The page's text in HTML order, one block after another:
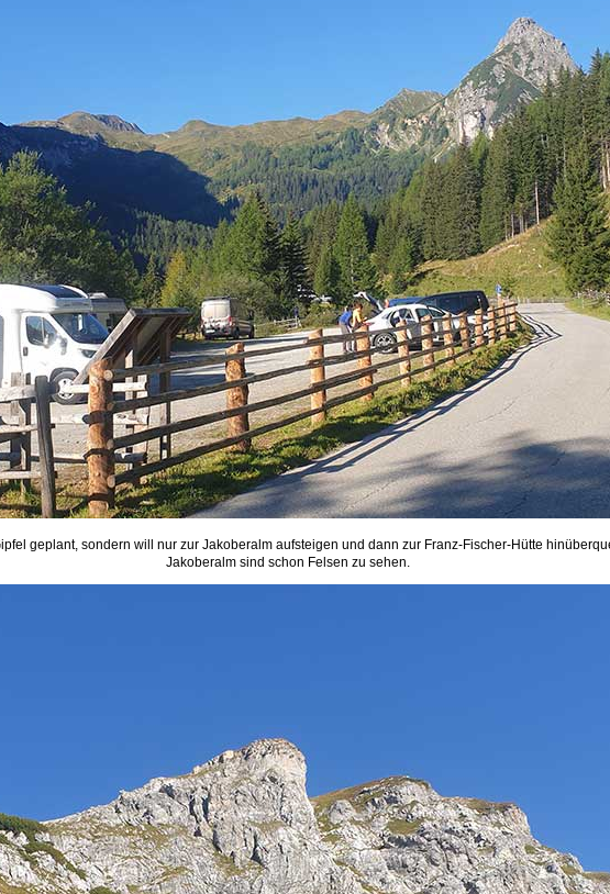
geplant, sondern will nur zur Jakoberalm aufsteigen und dann zur Franz-Fischer-Hütte
Jakoberalm sind schon Felsen zu sehen.